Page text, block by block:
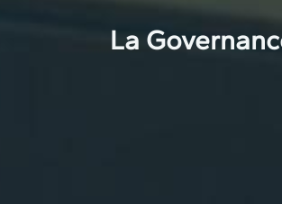
La